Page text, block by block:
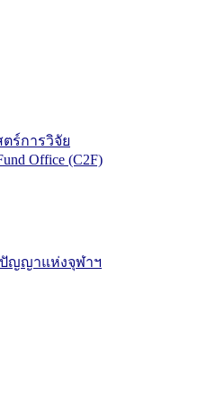
ร์การวิจัย
Office (C2F)
ญญาแห่งจุฬาฯ